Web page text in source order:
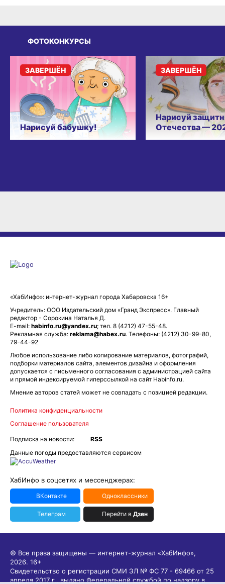
ФОТОКОНКУРСЫ
Нарисуй бабушку!
ЗАВЕРШЁН
Нарисуй
Отечества —
ЗАВЕРШЁН
«ХабИнфо»: интернет-журнал города Хабаровска 16+
Учредитель: ООО Издательский дом «Гранд Экспресс». Главный
редактор - Сорокина Наталья Д.
E-mail: habinfo.ru@yandex.ru; тел. 8 (4212) 47-55-48.
Рекламная служба: reklama@habex.ru. Телефоны: (4212) 30-99-80,
79-44-92
Любое использование либо копирование материалов, фотографий,
подборки материалов сайта, элементов дизайна и оформления
допускается с письменного согласования с администрацией сайта
и прямой индексируемой гиперссылкой на сайт Habinfo.ru.
Мнение авторов статей может не совпадать с позицией редакции.
Политика конфиденциальности
Соглашение пользователя
Подписка на новости:
RSS
Данные погоды предоставляются сервисом
ХабИнфо в соцсетях и мессенджерах:
ВКонтакте Одноклассники
Телеграм Перейти в Дзен
© Все права защищены — интернет-журнал «ХабИнфо»,
2026. 16+
Свидетельство о регистрации СМИ ЭЛ № ФС 77 - 69466 от 25
апреля 2017 г., выдано Федеральной службой по надзору в